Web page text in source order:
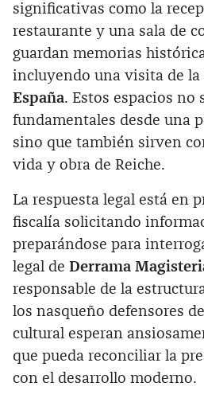
significativas como la
restaurante y una sala de
guardan memorias
incluyendo una visita de la
España. Estos espacios no
fundamentales desde una
sino que también sirven
vida y obra de Reiche.
La respuesta legal está en
fiscalía solicitando
preparándose para
legal de Derrama
responsable de la
los nasqueño defensores
cultural esperan
que pueda reconciliar la
con el desarrollo moderno.